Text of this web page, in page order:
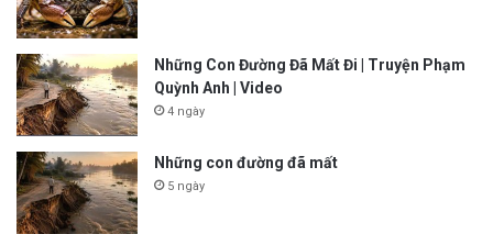
Những Con Đường Đã Mất Đi | Truyện Phạm
Quỳnh Anh | Video
4 ngày
Những con đường đã mất
5 ngày